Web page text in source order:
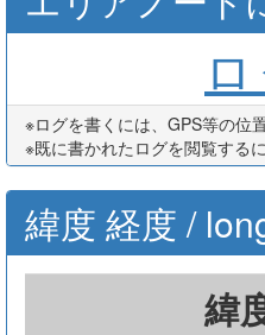
※ログを書くには、GPS等の位
※既に書かれたログを閲覧する
緯度 経度 /
緯